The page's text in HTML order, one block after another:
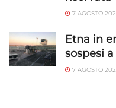
Riconoscere i
richieste attivamente.
Garantire la sicurezza,
rilevare frodi,
7 AGOSTO
Etna in
sospesi
7 AGOSTO